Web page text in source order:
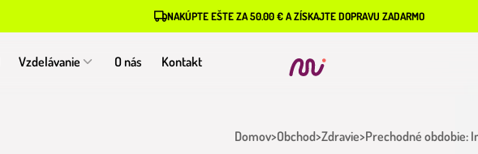
NAKÚPTE EŠTE ZA 50.00 € A ZÍSKAJTE DOPRAVU ZADARMO
Vzdelávanie O nás Kontakt
Domov>Obchod>Zdravie>Prechodné obdobie: